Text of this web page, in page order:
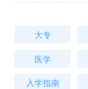
大专
医学
入学指南